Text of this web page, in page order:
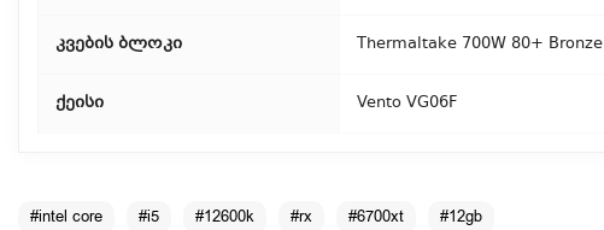
კვების ბლოკი Thermaltake 700W 80+ Bronze
ქეისი Vento VG06F
#intel core #i5 #12600k #rx #6700xt #12gb